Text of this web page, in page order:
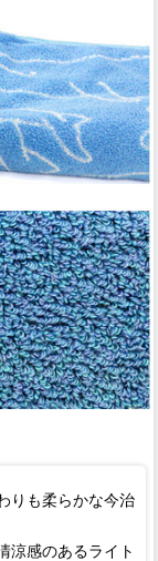
りも柔らかな今治
涼感のあるライト